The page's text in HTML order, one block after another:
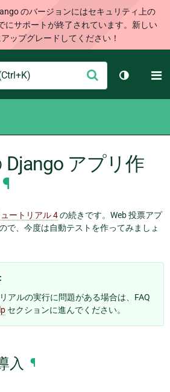
のバージョンにはセキュリティ上の
にサポートが終了されています。新しい
ップグレードしてください！
信
テーマを
アプリ作
¶
ートリアル 4の続きです。Web 投票アプ
で、今度は自動テストを作ってみましょ
アルの実行に問題がある場合は、FAQ
セクションに進んでください。
入 ¶